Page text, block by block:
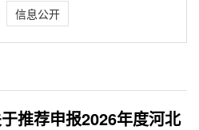
信息公开
推荐申报2026年度河北